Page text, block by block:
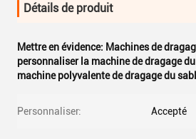
Détails de produit
Mettre en évidence: Machines de
personnaliser la machine de dragage
machine polyvalente de dragage du
Personnaliser: Accepté